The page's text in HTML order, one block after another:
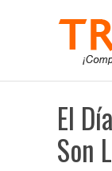
El
Son